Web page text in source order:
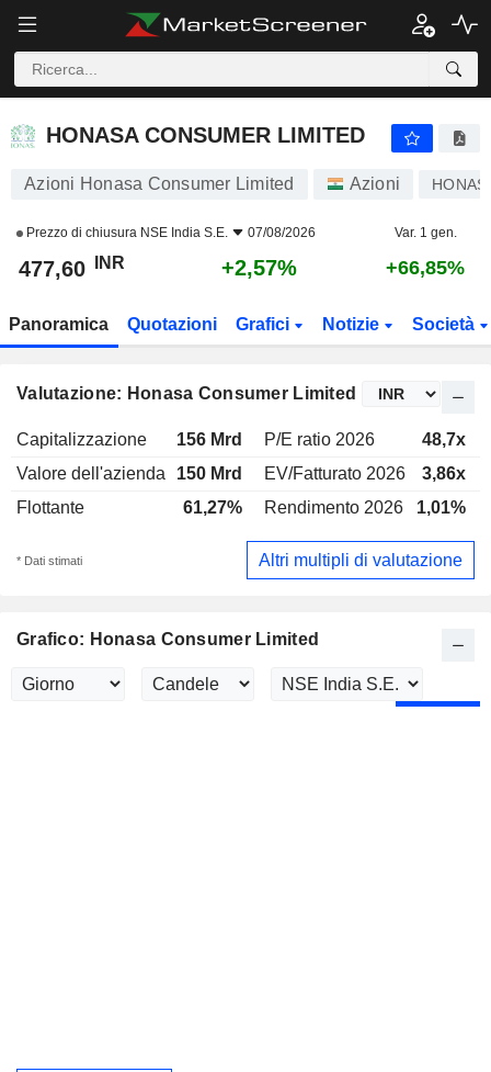
HONASA CONSUMER LIMITED
Azioni Honasa Consumer Limited Azioni
Prezzo di chiusura NSE India S.E. 07/08/2026 Var. 1 gen.
477,60 INR +2,57% +66,85%
Panoramica Quotazioni Grafici Notizie Società
Valutazione: Honasa Consumer Limited
Capitalizzazione 156 Mrd P/E ratio 2026 48,7x
Valore dell'azienda
150 Mrd EV/Fatturato 2026 3,86x
Flottante
61,27% Rendimento 2026 1,01%
* Dati stimati Altri multipli di valutazione
Grafico: Honasa Consumer Limited